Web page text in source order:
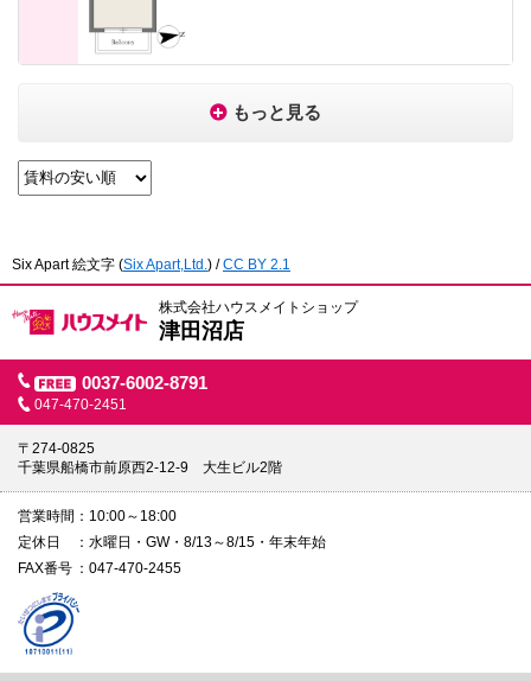
もっと見る
Six Apart 絵文字 (Six Apart,Ltd.) /CC BY 2.1
株式会社ハウスメイトショップ
津田沼店
0037-6002-8791
047-470-2451
〒274-0825
千葉県船橋市前原西2-12-9 大生ビル2階
営業時間
10:00～18:00
定休日
水曜日・GW・8/13～8/15・年末年始
FAX番号
047-470-2455